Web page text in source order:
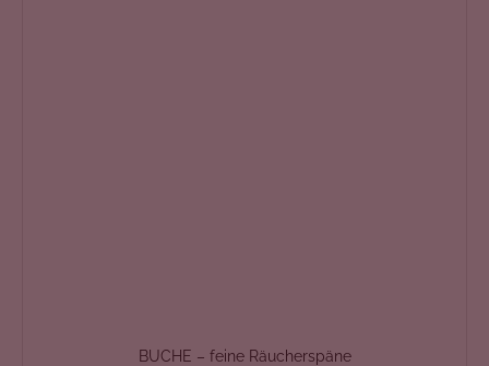
BUCHE – feine Räucherspäne